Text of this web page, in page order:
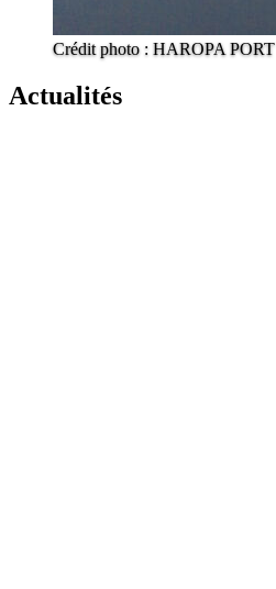
Crédit photo : HAROPA PORT
Actualités